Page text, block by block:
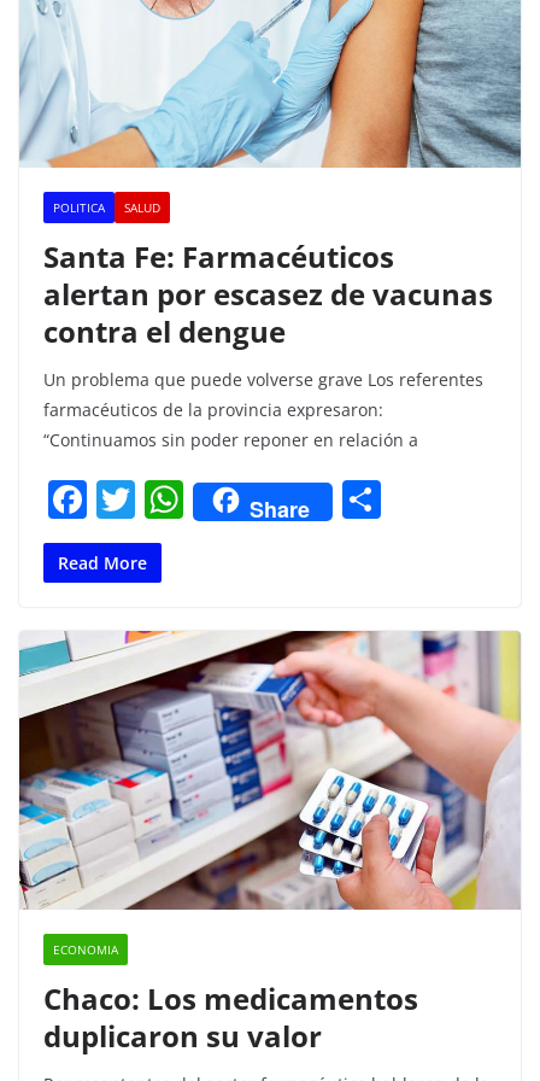
POLITICA SALUD
Santa Fe: Farmacéuticos
alertan por escasez de vacunas
contra el dengue
Un problema que puede volverse grave Los referentes
farmacéuticos de la provincia expresaron:
“Continuamos sin poder reponer en relación a
F
a
c
b
o
o
k
T
w
itt
W
h
A
p
p
Share
ar
tir
Read More
ECONOMIA
Chaco: Los medicamentos
duplicaron su valor